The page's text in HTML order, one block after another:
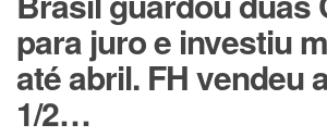
para juro e investiu
até abril. FH vendeu
1/2…